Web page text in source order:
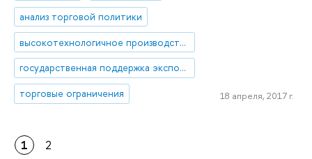
анализ торговой политики
высокотехнологичное производство
государственная поддержка экспорта
торговые ограничения
18 апреля, 2017 г.
1 2